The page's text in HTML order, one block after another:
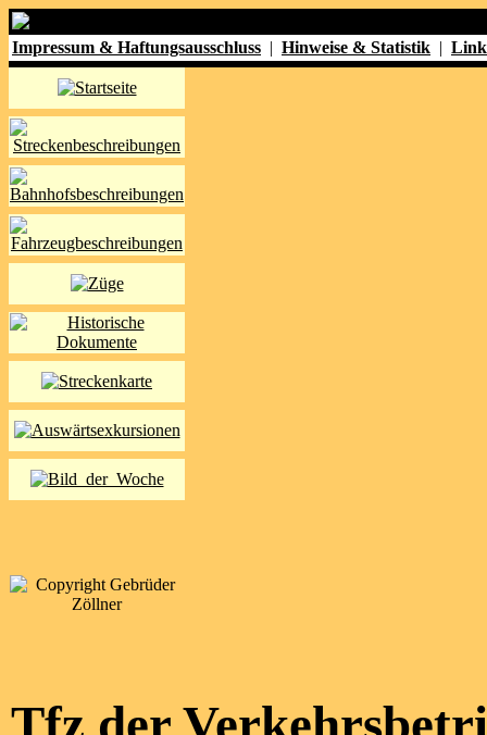
Impressum & Haftungsausschluss | Hinweise & Statistik |